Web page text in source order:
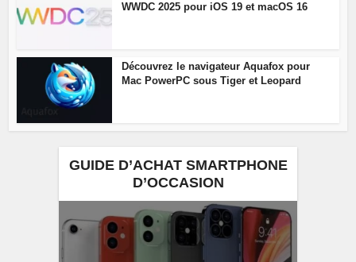
WWDC 2025 pour iOS 19 et macOS 16
Découvrez le navigateur Aquafox pour
Mac PowerPC sous Tiger et Leopard
GUIDE D’ACHAT SMARTPHONE
D’OCCASION